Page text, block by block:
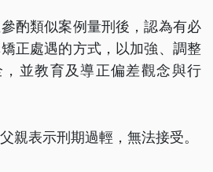
酌類似案例量刑後，認為有必
正處遇的方式，以加強、調整
並教育及導正偏差觀念與行
親表示刑期過輕，無法接受。